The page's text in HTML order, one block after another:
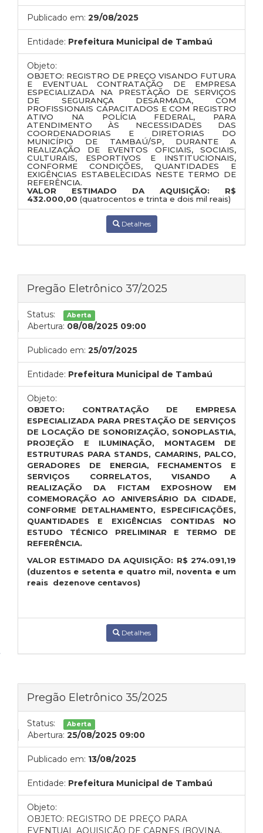
Publicado em: 29/08/2025
Entidade: Prefeitura Municipal de Tambaú
Objeto:
OBJETO: REGISTRO DE PREÇO VISANDO FUTURA
E EVENTUAL CONTRATAÇÃO DE EMPRESA
ESPECIALIZADA NA PRESTAÇÃO DE SERVIÇOS
DE SEGURANÇA DESARMADA, COM
PROFISSIONAIS CAPACITADOS E COM REGISTRO
ATIVO NA POLÍCIA FEDERAL, PARA
ATENDIMENTO ÀS NECESSIDADES DAS
COORDENADORIAS E DIRETORIAS DO
MUNICÍPIO DE TAMBAÚ/SP, DURANTE A
REALIZAÇÃO DE EVENTOS OFICIAIS, SOCIAIS,
CULTURAIS, ESPORTIVOS E INSTITUCIONAIS,
CONFORME CONDIÇÕES, QUANTIDADES E
EXIGÊNCIAS ESTABELECIDAS NESTE TERMO DE
REFERÊNCIA.
VALOR ESTIMADO DA AQUISIÇÃO: R$
432.000,00 (quatrocentos e trinta e dois mil reais)
Detalhes
Pregão Eletrônico 37/2025
Status: Aberta
Abertura: 08/08/2025 09:00
Publicado em: 25/07/2025
Entidade: Prefeitura Municipal de Tambaú
Objeto:
OBJETO: CONTRATAÇÃO DE EMPRESA
ESPECIALIZADA PARA PRESTAÇÃO DE SERVIÇOS
DE LOCAÇÃO DE SONORIZAÇÃO, SONOPLASTIA,
PROJEÇÃO E ILUMINAÇÃO, MONTAGEM DE
ESTRUTURAS PARA STANDS, CAMARINS, PALCO,
GERADORES DE ENERGIA, FECHAMENTOS E
SERVIÇOS CORRELATOS, VISANDO A
REALIZAÇÃO DA FICTAM EXPOSHOW EM
COMEMORAÇÃO AO ANIVERSÁRIO DA CIDADE,
CONFORME DETALHAMENTO, ESPECIFICAÇÕES,
QUANTIDADES E EXIGÊNCIAS CONTIDAS NO
ESTUDO TÉCNICO PRELIMINAR E TERMO DE
REFERÊNCIA.
VALOR ESTIMADO DA AQUISIÇÃO: R$ 274.091,19
(duzentos e setenta e quatro mil, noventa e um
reais dezenove centavos)
Detalhes
Pregão Eletrônico 35/2025
Status: Aberta
Abertura: 25/08/2025 09:00
Publicado em: 13/08/2025
Entidade: Prefeitura Municipal de Tambaú
Objeto:
OBJETO: REGISTRO DE PREÇO PARA
EVENTUAL AQUISIÇÃO DE CARNES (BOVINA,